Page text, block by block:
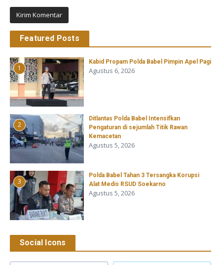
Featured Posts
1
Kabid Propam Polda Babel Pimpin Apel Pagi
Agustus 6, 2026
2
Ditlantas Polda Babel Intensifkan
Pengaturan di sejumlah Titik Rawan
Kemacetan
Agustus 5, 2026
3
Polda Babel Tahan 3 Tersangka Korupsi
Alat Medis RSUD Soekarno
Agustus 5, 2026
Social Icons